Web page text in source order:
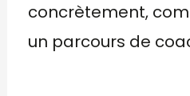
concrètement,
un parcours de